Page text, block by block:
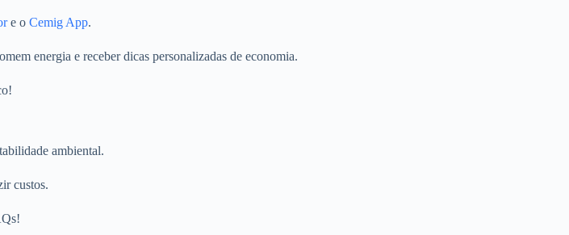
e o Cemig App.
energia e receber dicas personalizadas de economia.
ambiental.
custos.